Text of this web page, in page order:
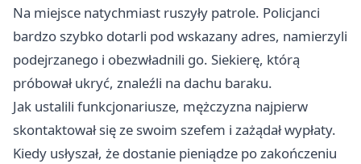
Na miejsce natychmiast ruszyły patrole. Policjanci
bardzo szybko dotarli pod wskazany adres, namierzyli
podejrzanego i obezwładnili go. Siekierę, którą
próbował ukryć, znaleźli na dachu baraku.
Jak ustalili funkcjonariusze, mężczyzna najpierw
skontaktował się ze swoim szefem i zażądał wypłaty.
Kiedy usłyszał, że dostanie pieniądze po zakończeniu